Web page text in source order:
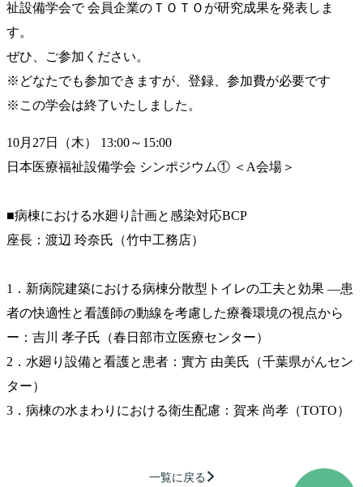
祉設備学会で 会員企業のＴＯＴＯが研究成果を発表しま
す。
ぜひ、ご参加ください。
※どなたでも参加できますが、登録、参加費が必要です
※この学会は終了いたしました。
10月27日（木） 13:00～15:00
日本医療福祉設備学会 シンポジウム① ＜A会場＞
■病棟における水廻り計画と感染対応BCP
座長：渡辺 玲奈氏（竹中工務店）
1．新病院建築における病棟分散型トイレの工夫と効果 ―患
者の快適性と看護師の動線を考慮した療養環境の視点から
ー： 吉川 孝子氏（春日部市立医療センター）
2．水廻り設備と看護と患者： 實方 由美氏（千葉県がんセン
ター）
3．病棟の水まわりにおける衛生配慮： 賀来 尚孝（TOTO）
一覧に戻る